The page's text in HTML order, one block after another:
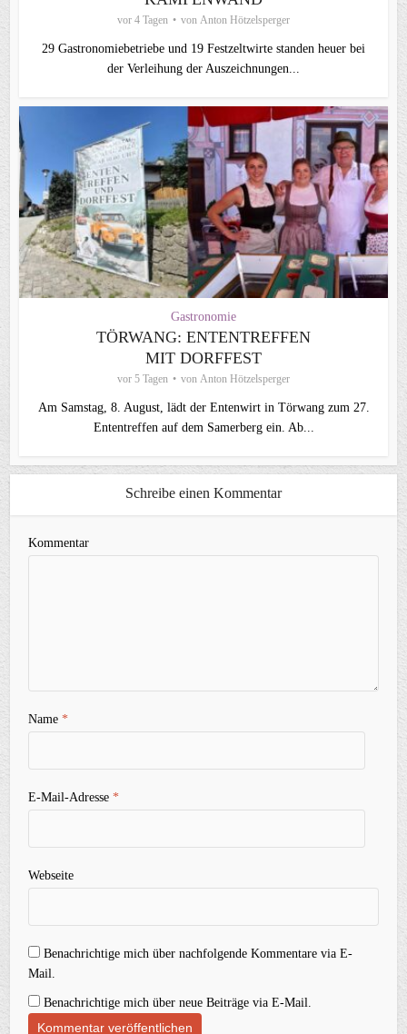
vor 4 Tagen von Anton Hötzelsperger
29 Gastronomiebetriebe und 19 Festzeltwirte standen heuer bei
der Verleihung der Auszeichnungen...
Gastronomie
TÖRWANG: ENTENTREFFEN
MIT DORFFEST
vor 5 Tagen von Anton Hötzelsperger
Am Samstag, 8. August, lädt der Entenwirt in Törwang zum 27.
Ententreffen auf dem Samerberg ein. Ab...
Schreibe einen Kommentar
Kommentar
Name*
E-Mail-Adresse*
Webseite
Benachrichtige mich über nachfolgende Kommentare via E-
Mail.
Benachrichtige mich über neue Beiträge via E-Mail.